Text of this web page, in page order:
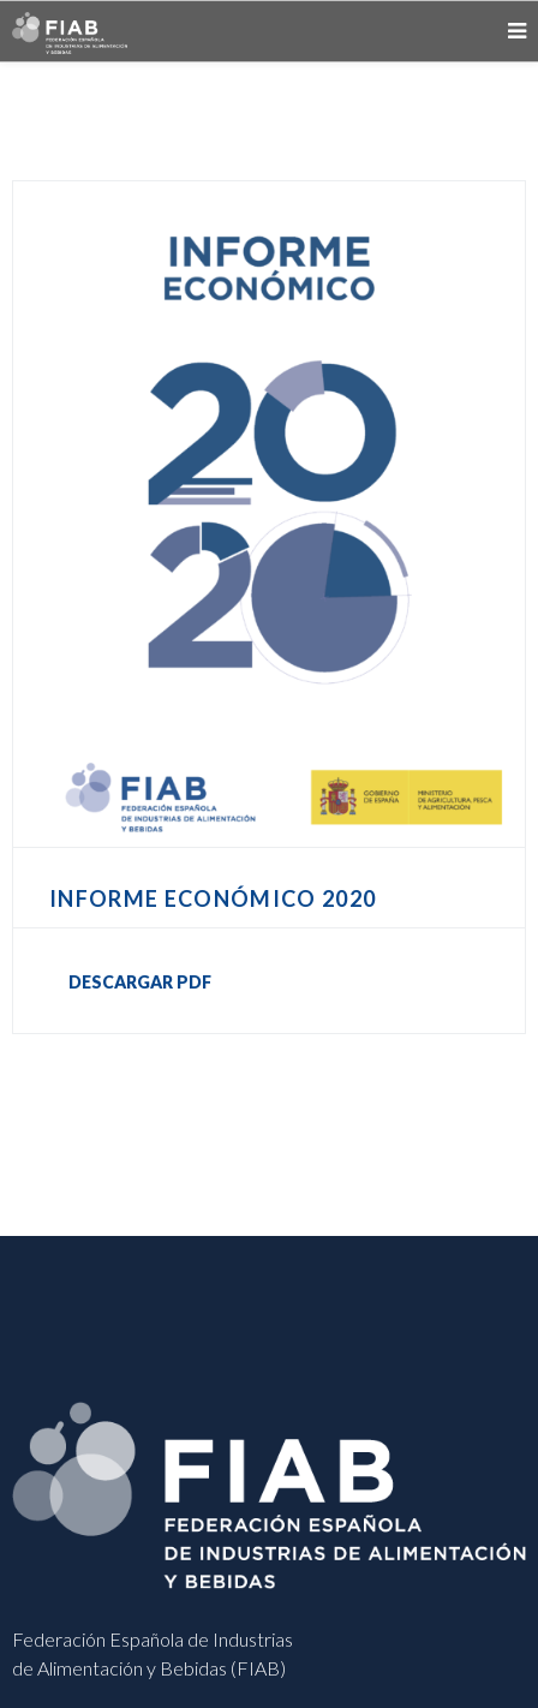
INFORME ECONÓMICO 2020
DESCARGAR PDF
Federación Española de Industrias
de Alimentación y Bebidas (FIAB)